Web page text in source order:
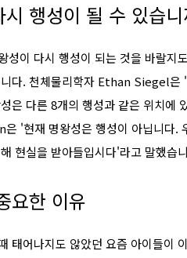
시 행성이 될 수 있습니
성이 다시 행성이 되는 것을 바랄
다. 천체물리학자 Ethan Siegel은
은 다른 8개의 행성과 같은 위치에
'현재 명왕성은 행성이 아닙니다.
현실을 받아들입시다'라고 말했습
요한 이유
태어나지도 않았던 요즘 아이들이